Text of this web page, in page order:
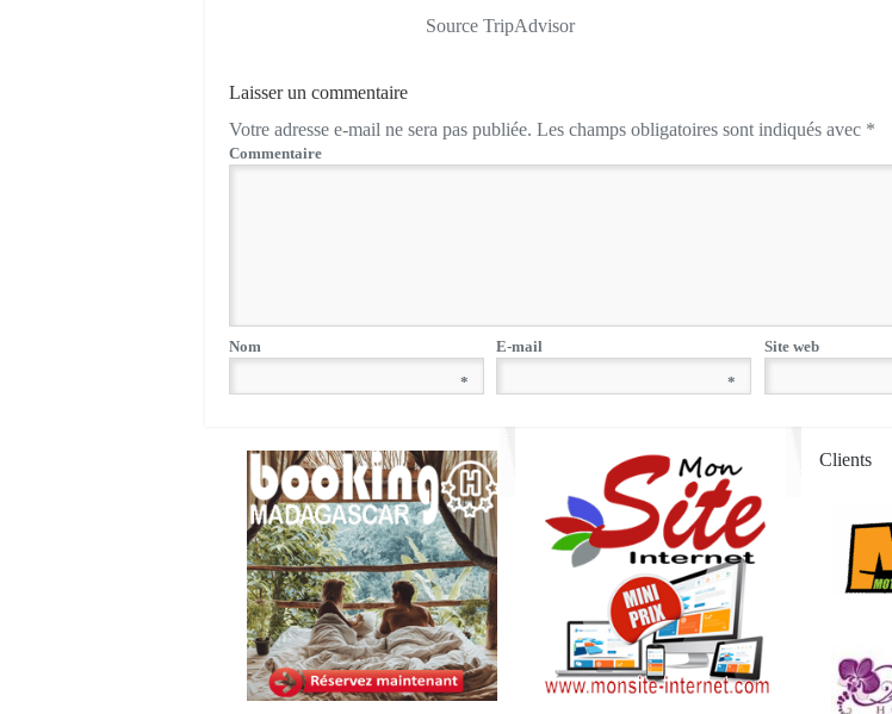
Source TripAdvisor
Laisser un commentaire
Votre adresse e-mail ne sera pas publiée. Les champs obligatoires sont indiqués avec *
Commentaire
Nom
*
E-mail
*
Site web
Clients